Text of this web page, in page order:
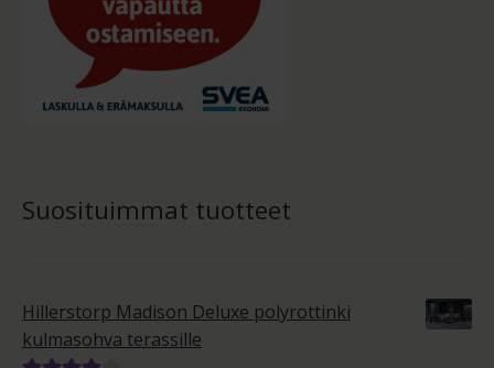
Suosituimmat tuotteet
Hillerstorp Madison Deluxe polyrottinki
kulmasohva terassille